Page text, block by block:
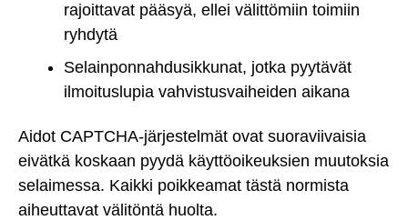
rajoittavat pääsyä, ellei välittömiin toimiin
ryhdytä
Selainponnahdusikkunat, jotka pyytävät
ilmoituslupia vahvistusvaiheiden aikana
Aidot CAPTCHA-järjestelmät ovat suoraviivaisia
eivätkä koskaan pyydä käyttöoikeuksien muutoksia
selaimessa. Kaikki poikkeamat tästä normista
aiheuttavat välitöntä huolta.